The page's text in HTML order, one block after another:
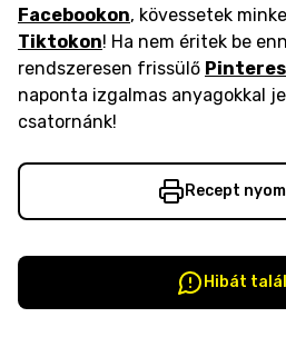
Facebookon, kövessetek
Tiktokon! Ha nem éritek be
rendszeresen frissülő
naponta izgalmas anyagokkal
csatornánk!
Recept
Hibát